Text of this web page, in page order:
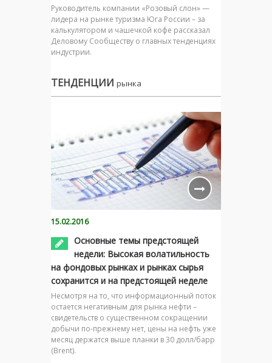
Руководитель компании «Розовый слон» —
лидера на рынке туризма Юга России – за
калькулятором и чашечкой кофе рассказал
Деловому Сообществу о главных тенденциях
индустрии.
ТЕНДЕНЦИИ рынка
15.02.2016
Основные темы предстоящей
недели: Высокая волатильность
на фондовых рынках и рынках сырья
сохранится и на предстоящей неделе
Несмотря на то, что информационный поток
остается негативным для рынка нефти –
свидетельств о существенном сокращении
добычи по-прежнему нет, цены на нефть уже
месяц держатся выше планки в 30 долл/барр
(Brent).